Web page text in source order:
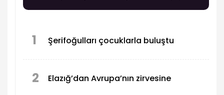
1 Şerifoğulları çocuklarla buluştu
2 Elazığ’dan Avrupa’nın zirvesine